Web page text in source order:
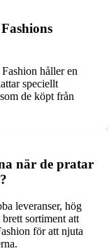
håller en
speciellt
de köpt från
när de pratar
leveranser, hög
sortiment att
för att njuta